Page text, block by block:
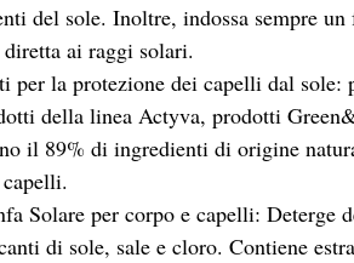
del sole. Inoltre, indossa sempre
ai raggi solari.
per la protezione dei capelli dal
della linea Actyva, prodotti
il 89% di ingredienti di origine
Solare per corpo e capelli: Deterge
di sole, sale e cloro. Contiene